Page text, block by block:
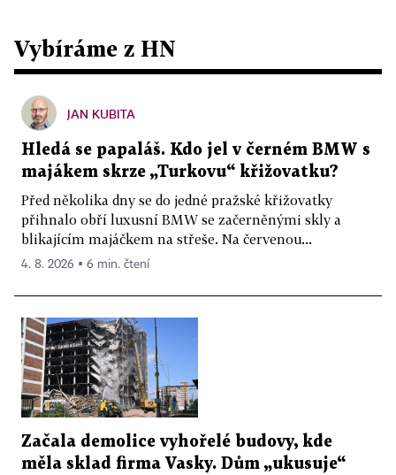
Vybíráme z HN
JAN KUBITA
Hledá se papaláš. Kdo jel v černém BMW s
majákem skrze „Turkovu“ křižovatku?
Před několika dny se do jedné pražské křižovatky
přihnalo obří luxusní BMW se začerněnými skly a
blikajícím majáčkem na střeše. Na červenou...
4. 8. 2026 ▪ 6 min. čtení
Začala demolice vyhořelé budovy, kde
měla sklad firma Vasky. Dům „ukusuje“